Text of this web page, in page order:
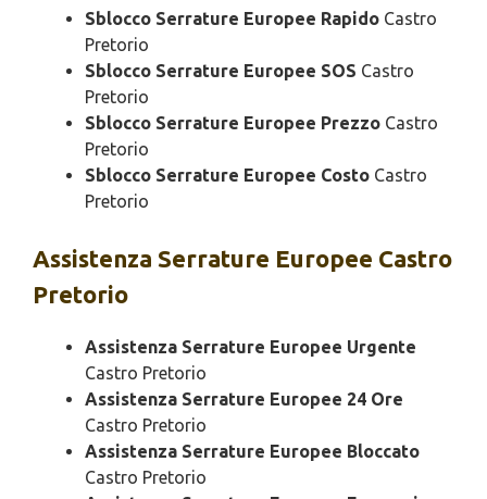
Sblocco Serrature Europee Rapido Castro
Pretorio
Sblocco Serrature Europee SOS Castro
Pretorio
Sblocco Serrature Europee Prezzo Castro
Pretorio
Sblocco Serrature Europee Costo Castro
Pretorio
Assistenza Serrature Europee Castro
Pretorio
Assistenza Serrature Europee Urgente
Castro Pretorio
Assistenza Serrature Europee 24 Ore
Castro Pretorio
Assistenza Serrature Europee Bloccato
Castro Pretorio